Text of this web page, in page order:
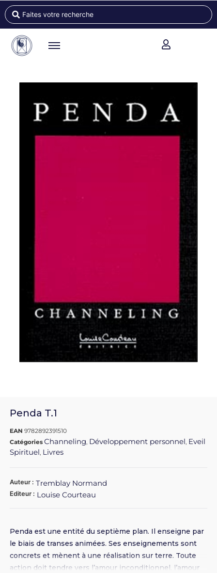
Penda T.1
EAN 9782892391510
Catégories Channeling, Développement personnel, Eveil
Spirituel, Livres
Auteur : Tremblay Normand
Editeur : Louise Courteau
Penda est une entité du septième plan. Il enseigne par
le biais de transes animées. Ses enseignements sont
concrets et mènent à une réalisation sur terre. Toute
action doit tendre vers l’amour inconditionnel, l’amour